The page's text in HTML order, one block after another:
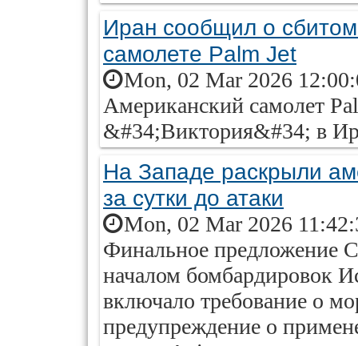
Иран сообщил о
самолете Palm Jet
Mon, 02 Mar 2026
Американский самолет
&#34;Виктория&#34; в
На Западе раскрыли
за сутки до атаки
Mon, 02 Mar 2026
Финальное предложение
началом бомбардировок
включало требование о
предупреждение о